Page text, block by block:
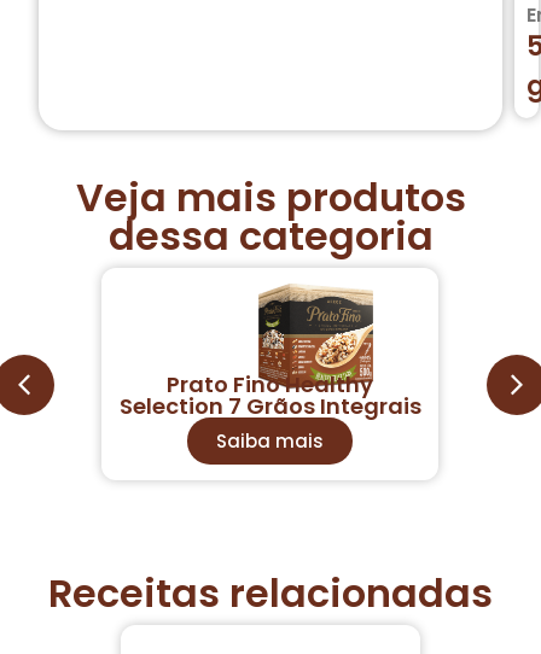
Veja mais produtos
dessa categoria
Prato Fino Healthy
Selection 7 Grãos Integrais
Saiba mais
Receitas relacionadas